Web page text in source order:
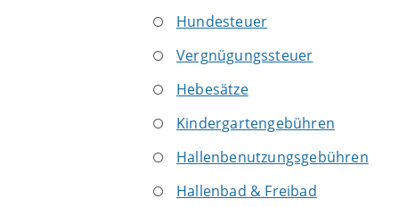
Hundesteuer
Vergnügungssteuer
Hebesätze
Kindergartengebühren
Hallenbenutzungsgebühren
Hallenbad & Freibad